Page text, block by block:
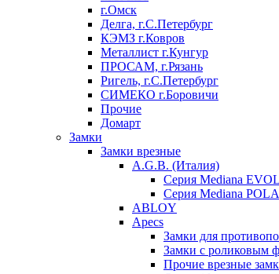
г.Омск
Делга, г.С.Петербург
КЭМЗ г.Ковров
Металлист г.Кунгур
ПРОСАМ, г.Рязань
Ригель, г.С.Петербург
СИМЕКО г.Боровичи
Прочие
Домарт
Замки
Замки врезные
A.G.B. (Италия)
Серия Mediana
Серия Mediana
ABLOY
Apecs
Замки для
Замки с роликовым
Прочие врезные